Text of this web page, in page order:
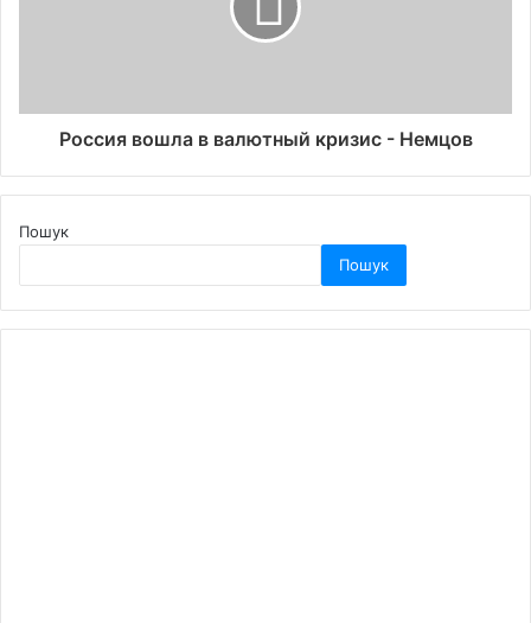
Россия вошла в валютный кризис - Немцов
Пошук
Пошук